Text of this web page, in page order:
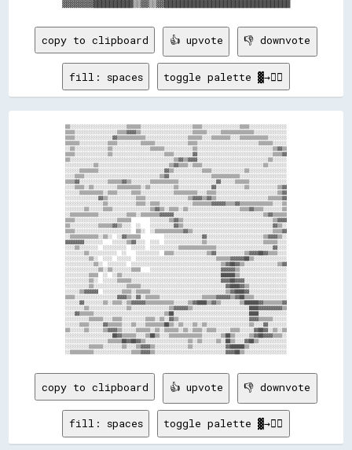
copy to clipboard 👍 upvote 👎 downvote
fill: spaces toggle palette ▓→✊🏽
▒▒░░░░░░░░░░░░░░░░░░░░░░░░▒▒▒▒▒▒░░░░░░░░░░░░░░░░░░░░░░▒▒▒▒░░░░░░░░░░░░░░░░▒▒▒▒░░░░░░░░░░░░░░░░
▒▒▒▒░░░░░░░░░░░░░░░░░░▒▒▒▒▓▓▓▓▒▒░░░░░░░░░░░░░░░░░░░░░░▒▒▒▒▒▒░░░░░░▒▒▒▒▒▒▒▒▒▒▒▒▒▒░░░░░░░░░░░░░░
▒▒▒▒░░░░░░░░░░░░░░░░▓▓▒▒▒▒▒▒▒▒▒▒▒▒░░░░░░░░░░░░░░░░░░▒▒▒▒▒▒░░░░▒▒▒▒▒▒▒▒░░░░▒▒▒▒▒▒▒▒▒▒▒▒░░░░░░░░
▒▒▒▒▒▒░░░░░░░░░░░░▒▒▒▒░░░░░░░░░░▒▒▒▒▒▒░░░░░░░░░░░░░░▒▒▒▒░░░░░░░░░░░░░░░░░░░░░░░░░░▒▒▒▒▒▒░░░░░░
░░▒▒░░░░░░░░░░░░░░▒▒░░░░░░░░░░░░░░░░▒▒▒▒▒▒░░░░░░░░░░░░▒▒░░░░░░░░░░░░░░░░░░░░░░░░░░░░░░░░▒▒▓▓▒▒
▒▒▒▒░░░░░░░░░░░░░░▒▒░░░░░░░░░░░░░░░░░░░░░░▒▒▒▒░░░░░░░░▓▓░░░░░░░░░░░░░░░░░░░░░░░░░░░░░░░░▒▒▒▒▓▓
▒▒░░░░░░░░░░░░░░░░░░░░░░░░░░░░░░░░░░░░░░░░░░░░▒▒▓▓▒▒▓▓▓▓░░░░░░░░░░░░░░░░░░░░░░░░░░░░░░▒▒░░░░░░
░░░░░░░░░░░░▒▒░░░░░░░░░░░░░░░░░░░░░░░░░░░░░░▒▒▓▓▒▒▒▒░░▒▒▒▒░░░░░░░░░░░░░░░░░░░░░░░░░░▒▒░░░░░░░░
░░░░░░▒▒▒▒▒▒▒▒░░░░░░░░░░░░░░░░░░░░░░░░░░░░▓▓▒▒░░░░░░░░░░░░▒▒▒▒░░░░░░░░░░░░░░▒▒░░░░░░░░░░░░░░░░
░░░░▒▒▒▒░░░░░░░░░░░░░░░░░░░░░░░░░░░░░░░░▒▒▓▓░░░░░░░░░░░░░░░░░░▒▒▒▒▒▒▒▒▒▒▒▒░░░░░░░░░░░░░░░░░░░░
▒▒▒▒▓▓░░░░░░░░░░░░▒▒▒▒▒▒▓▓▒▒░░░░░░░░▒▒▒▒▒▒▒▒▒▒▒▒░░░░░░░░░░░░░░░░▓▓░░░░░░▒▒▒▒▒▒░░░░░░░░░░░░░░░░
░░░░▒▒▒▒░░▒▒░░░░░░░░░░▒▒▒▒▒▒▒▒▒▒░░▒▒░░░░░░░░░░▒▒░░░░░░░░░░░░░░▓▓░░░░░░░░░░░░▒▒░░░░░░░░░░░░▒▒▓▓
░░░░░░▒▒▒▒▒▒▒▒▒▒░░▒▒▒▒░░░░░░▒▒▒▒░░░░░░░░░░░░░░▒▒▒▒▒▒▒▒▒▒░░░░▒▒▒▒░░░░░░░░░░░░░░░░░░░░░░░░░░▒▒▓▓
░░░░░░░░░░░░░░▓▓▒▒░░░░░░░░░░░░▒▒▒▒░░░░░░░░░░░░░░░░░░▒▒▓▓▓▓▒▒▓▓▒▒░░░░░░░░░░░░░░░░░░░░░░▒▒▒▒▒▒▓▓
░░░░░░░░░░░░░░░░▒▒░░░░░░░░░░░░▒▒▒▒░░▒▒▒▒░░░░░░░░░░░░░░▒▒▒▒▒▒▒▒▓▓▓▓▓▓▒▒▒▒▓▓▒▒▒▒▒▒▒▒▒▒▒▒▒▒░░░░▒▒
░░░░░░░░▒▒░░░░░░▒▒▒▒░░░░░░░░░░░░░░░░▒▒▓▓▒▒░░▒▒▒▒░░▒▒░░░░░░░░░░░░░░░░░░░░░░▒▒▒▒▓▓▒▒▒▒░░░░░░░░▒▒
░░▒▒▒▒▒▒▒▒▒▒▒▒░░░░░░░░░░░░▒▒▒▒░░▒▒▒▒▒▒▒▒▓▓▓▓▓▓░░░░░░░░░░░░░░░░░░░░░░░░░░░░░░░░░░░░░░▒▒▓▓▒▒▒▒▒▒
▒▒▒▒░░░░░░░░░░░░░░░░░░▒▒▒▒▒▒        ░░░░░░░░▒▒▓▓▒▒░░░░░░░░░░░░░░░░░░░░░░░░░░░░░░░░░░░░░░▒▒▓▓▓▓
▒▒░░░░░░░░░░░░▒▒▒▒▒▒▓▓▒▒░░░░  ░░    ░░░░░░░░░░▓▓▒▒░░░░░░░░░░░░░░░░░░░░░░░░░░░░░░░░░░░░░░▓▓▒▒░░
▒▒▒▒░░░░░░░░░░░░░░░░░░░░░░░░  ▒▒░░  ░░▒▒▒▒▒▒▒▒▒▒▒▒▓▓▒▒░░░░░░░░░░░░░░░░░░░░░░░░░░░░░░░░░░▒▒▒▒▓▓
░░▒▒▒▒▒▒▒▒▒▒▒▒░░▒▒░░  ░░▓▓▒▒▒▒▒▒          ░░░░░░░░░░░░░░░░▓▓░░░░░░░░░░░░░░░░░░░░░░░░▒▒▓▓▓▓▒▒░░
▓▓▓▓▓▓▓▓░░░░░░░░    ░░░░░░▒▒▓▓░░░░  ░░░░  ░░░░░░░░░░░░░░░░▒▒░░░░░░░░░░░░░░░░░░░░░░░░▒▒▒▒▒▒░░░░
░░░░▒▒░░░░░░░░  ░░░░░░░░░░  ░░░░░░  ░░░░░░░░░░░░▒▒▒▒▒▒▒▒▒▒▒▒▒▒▒▒░░░░░░░░░░░░░░░░░░░░░░░░▓▓░░░░
░░░░░░░░▒▒░░░░░░░░░░░░  ░░    ░░░░░░░░░░  ▒▒▒▒░░░░░░░░░░░░░░▒▒▓▓░░░░░░░░░░░░▒▒▓▓▓▓██▓▓▒▒▒▒░░░░
░░░░░░░░░░▒▒░░  ░░░░  ░░░░░░  ░░░░░░░░░░░░░░░░░░░░░░░░░░░░░░░░░░▒▒▒▒▒▒▓▓▓▓▓▓██▒▒░░░░░░░░░░░░░░
░░░░░░░░░░░░▒▒░░  ░░░░░░░░  ░░░░░░░░░░░░░░░░░░░░░░░░░░░░░░░░░░░░░░▒▒▓▓██▓▓▒▒░░░░░░░░░░░░░░▒▒▓▓
░░░░░░░░░░░░░░▒▒░░▒▒░░░░░░░░▒▒▒▒    ░░░░░░░░░░░░░░░░░░░░░░░░░░░░░░▓▓▓▓▓▓▒▒░░░░░░░░░░░░░░░░░░░░
░░░░░░░░░░▒▒▒▒  ░░  ░░▒▒░░░░░░░░░░░░░░░░░░░░░░░░░░░░░░░░░░░░░░░░░░██████▒▒░░░░░░░░░░░░░░░░░░░░
░░░░░░░░░░▒▒░░  ░░░░░░▒▒▒▒▒▒░░░░░░░░░░░░░░░░░░░░░░░░░░░░░░░░░░░░░░▓▓▓▓██▓▓▓▓░░░░░░░░░░░░░░░░░░
░░░░░░░░░░▒▒░░░░░░░░░░░░░░▒▒▒▒▒▒░░░░░░░░░░░░░░░░░░░░░░░░░░░░░░░░░░░░▓▓████▓▓▒▒░░░░░░░░░░░░░░░░
░░░░░░▒▒▓▓▓▓▓▓  ░░░░░░░░▒▒▒▒░░▒▒▒▒▒▒░░░░░░░░░░░░░░░░░░░░░░░░░░░░░░░░▒▒▓▓████▓▓░░░░░░░░░░░░░░░░
▒▒▒▒░░░░░░░░░░░░░░░░░░▓▓▓▓▒▒░░▓▓░░▒▒▒▒▒▒░░░░░░░░░░░░░░░░░░▒▒▒▒▒▒▓▓▓▓▓▓▒▒▓▓██▒▒▒▒░░░░░░░░░░░░░░
░░░░░░▓▓░░░░░░░░▒▒░░▒▒▒▒░░▒▒▓▓▓▓▓▓▒▒▒▒▒▒▒▒▒▒▒▒░░░░░░▒▒▓▓████▒▒▓▓▒▒░░░░░░░░▒▒██████▓▓▒▒▒▒▒▒▒▒▓▓
░░░░░░░░▒▒░░░░░░░░░░░░░░░░▒▒░░░░░░░░░░░░░░░░▒▒▓▓▓▓▓▓▒▒░░░░░░░░░░░░░░░░░░░░░░░░████▓▓▓▓▓▓▓▓▓▓▒▒
░░░░▓▓▒▒▒▒▒▒░░░░░░░░░░░░░░░░░░░░░░░░░░░░░░▒▒██░░░░░░░░░░░░░░░░░░░░░░░░░░░░░░░░████░░░░░░░░░░░░
░░░░░░░░░░▒▒▒▒▒▒░░░░▒▒▒▒░░░░░░░░░░▒▒▒▒░░▒▒░░▓▓▒▒░░░░░░░░░░░░░░░░░░░░░░░░░░░░░░▓▓▓▓▒▒▒▒▒▒░░░░░░
░░░░░░▒▒▒▒░░░░░░▓▓▒▒▒▒▒▒░░░░▒▒░░░░▒▒▒▒▒▒▒▒██▒▒░░▒▒░░░░▒▒░░▒▒░░░░░░░░░░░░░░░░░░▒▒░░░░▓▓░░░░░░░░
▒▒░░░░░░▒▒░░░░░░▒▒▓▓▓▓▒▒░░░░░░▒▒▒▒▒▒░░▒▒░░▒▒▒▒▒▒░░▒▒░░▒▒▒▒░░▒▒▒▒░░░░░░▒▒▒▒░░░░░░▓▓██▓▓░░▒▒░░▒▒
░░░░░░░░░░░░░░░░░░░░██▓▓▒▒▒▒▒▒░░░░▒▒██▒▒░░░░▒▒▒▒▒▒▒▒▒▒▒▒▒▒░░░░░░░░▒▒██▒▒░░░░░░▒▒▓▓██▓▓▓▓▒▒▒▒░░
░░░░░░░░░░░░░░░░░░▒▒▒▒▒▒██▓▓██▓▓▒▒░░░░░░░░░░░░░░░░░░▒▒░░▒▒░░░░░░▒▒░░██▒▒░░░░▓▓██▒▒░░░░░░░░░░░░
░░░░░░░░░░▒▒▒▒▒▒░░░░░░░░▒▒░░░░▒▒▓▓▓▓▒▒░░░░░░░░░░░░░░▒▒░░░░░░░░░░░░░░▓▓██████▒▒░░░░░░░░░░░░░░░░
copy to clipboard 👍 upvote 👎 downvote
fill: spaces toggle palette ▓→✊🏽